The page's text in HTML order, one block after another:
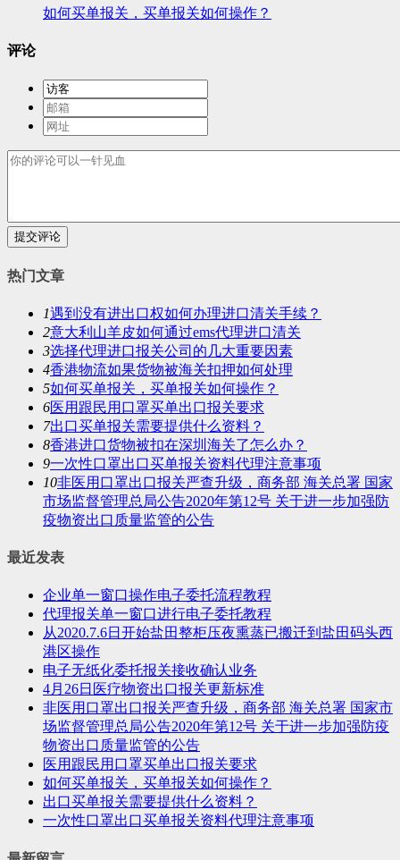
如何买单报关，买单报关如何操作？
评论
提交评论
热门文章
1遇到没有进出口权如何办理进口清关手续？
2意大利山羊皮如何通过ems代理进口清关
3选择代理进口报关公司的几大重要因素
4香港物流如果货物被海关扣押如何处理
5如何买单报关，买单报关如何操作？
6医用跟民用口罩买单出口报关要求
7出口买单报关需要提供什么资料？
8香港进口货物被扣在深圳海关了怎么办？
9一次性口罩出口买单报关资料代理注意事项
10非医用口罩出口报关严查升级，商务部 海关总署 国家
市场监督管理总局公告2020年第12号 关于进一步加强防
疫物资出口质量监管的公告
最近发表
企业单一窗口操作电子委托流程教程
代理报关单一窗口进行电子委托教程
从2020.7.6日开始盐田整柜压夜熏蒸已搬迁到盐田码头西
港区操作
电子无纸化委托报关接收确认业务
4月26日医疗物资出口报关更新标准
非医用口罩出口报关严查升级，商务部 海关总署 国家市
场监督管理总局公告2020年第12号 关于进一步加强防疫
物资出口质量监管的公告
医用跟民用口罩买单出口报关要求
如何买单报关，买单报关如何操作？
出口买单报关需要提供什么资料？
一次性口罩出口买单报关资料代理注意事项